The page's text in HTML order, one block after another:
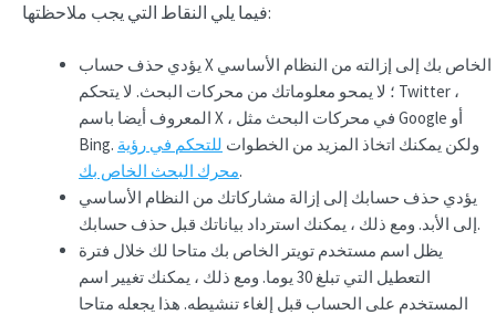
فيما يلي النقاط التي يجب ملاحظتها:
يؤدي حذف حساب X الخاص بك إلى إزالته من النظام الأساسي
؛ لا يمحو معلوماتك من محركات البحث. لا يتحكم Twitter ،
المعروف أيضا باسم X ، في محركات البحث مثل Google أو
Bing. ولكن يمكنك اتخاذ المزيد من الخطوات للتحكم في رؤية
محرك البحث الخاص بك.
يؤدي حذف حسابك إلى إزالة مشاركاتك من النظام الأساسي
إلى الأبد. ومع ذلك ، يمكنك استرداد بياناتك قبل حذف حسابك.
يظل اسم مستخدم تويتر الخاص بك متاحا لك خلال فترة
التعطيل التي تبلغ 30 يوما. ومع ذلك ، يمكنك تغيير اسم
المستخدم على الحساب قبل إلغاء تنشيطه. هذا يجعله متاحا